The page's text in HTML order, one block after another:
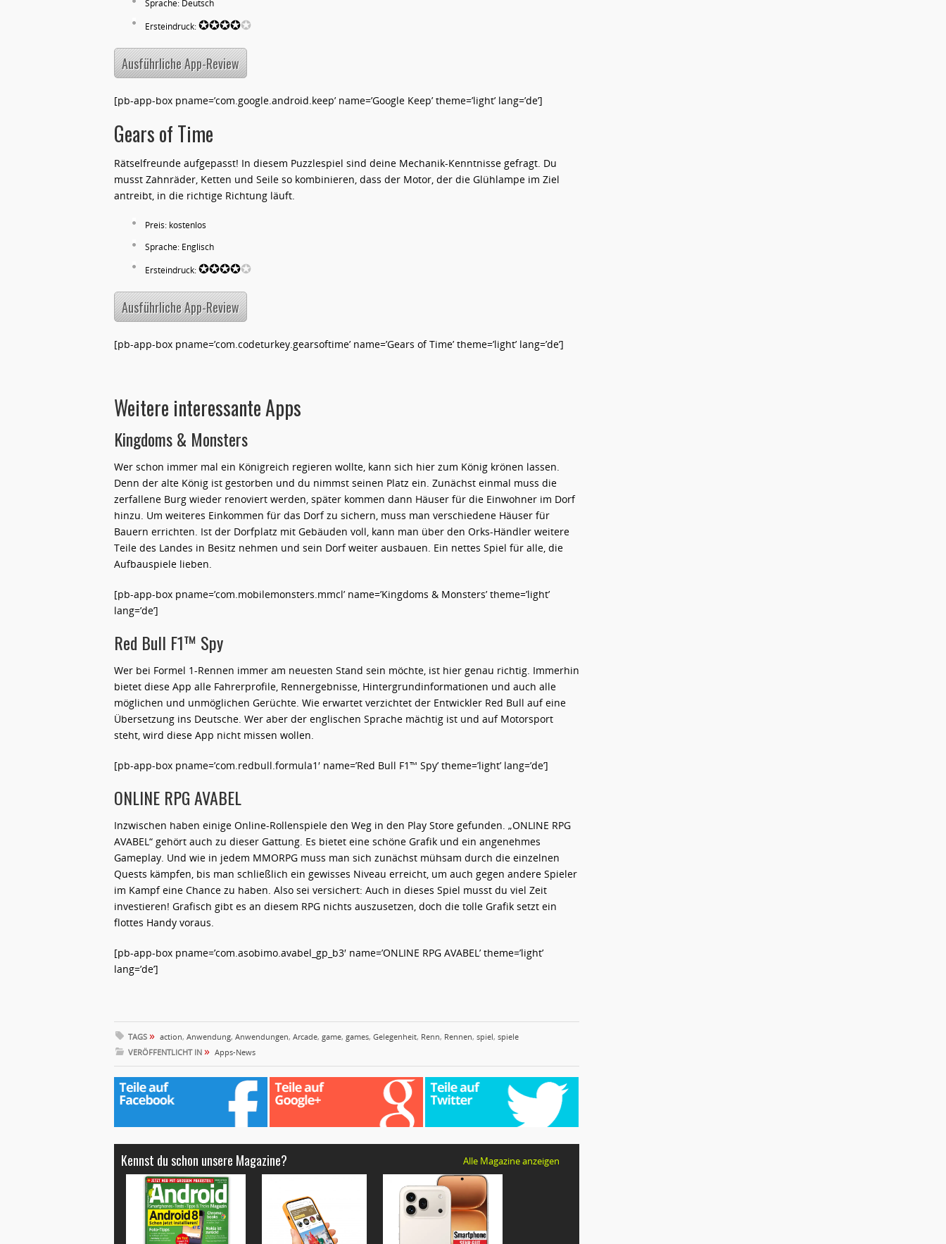
Sprache: Deutsch
Ersteindruck:✪✪✪✪✪
Ausführliche App-Review
[pb-app-box pname=’com.google.android.keep’ name=’Google Keep’ theme=’light’ lang=’de’]
Gears of Time
Rätselfreunde aufgepasst! In diesem Puzzlespiel sind deine Mechanik-Kenntnisse gefragt. Du
musst Zahnräder, Ketten und Seile so kombinieren, dass der Motor, der die Glühlampe im Ziel
antreibt, in die richtige Richtung läuft.
Preis: kostenlos
Sprache: Englisch
Ersteindruck:✪✪✪✪✪
Ausführliche App-Review
[pb-app-box pname=’com.codeturkey.gearsoftime’ name=’Gears of Time’ theme=’light’ lang=’de’]
Weitere interessante Apps
Kingdoms & Monsters
Wer schon immer mal ein Königreich regieren wollte, kann sich hier zum König krönen lassen.
Denn der alte König ist gestorben und du nimmst seinen Platz ein. Zunächst einmal muss die
zerfallene Burg wieder renoviert werden, später kommen dann Häuser für die Einwohner im Dorf
hinzu. Um weiteres Einkommen für das Dorf zu sichern, muss man verschiedene Häuser für
Bauern errichten. Ist der Dorfplatz mit Gebäuden voll, kann man über den Orks-Händler weitere
Teile des Landes in Besitz nehmen und sein Dorf weiter ausbauen. Ein nettes Spiel für alle, die
Aufbauspiele lieben.
[pb-app-box pname=’com.mobilemonsters.mmcl’ name=’Kingdoms & Monsters’ theme=’light’
lang=’de’]
Red Bull F1™ Spy
Wer bei Formel 1-Rennen immer am neuesten Stand sein möchte, ist hier genau richtig. Immerhin
bietet diese App alle Fahrerprofile, Rennergebnisse, Hintergrundinformationen und auch alle
möglichen und unmöglichen Gerüchte. Wie erwartet verzichtet der Entwickler Red Bull auf eine
Übersetzung ins Deutsche. Wer aber der englischen Sprache mächtig ist und auf Motorsport
steht, wird diese App nicht missen wollen.
[pb-app-box pname=’com.redbull.formula1′ name=’Red Bull F1™ Spy’ theme=’light’ lang=’de’]
ONLINE RPG AVABEL
Inzwischen haben einige Online-Rollenspiele den Weg in den Play Store gefunden. „ONLINE RPG
AVABEL“ gehört auch zu dieser Gattung. Es bietet eine schöne Grafik und ein angenehmes
Gameplay. Und wie in jedem MMORPG muss man sich zunächst mühsam durch die einzelnen
Quests kämpfen, bis man schließlich ein gewisses Niveau erreicht, um auch gegen andere Spieler
im Kampf eine Chance zu haben. Also sei versichert: Auch in dieses Spiel musst du viel Zeit
investieren! Grafisch gibt es an diesem RPG nichts auszusetzen, doch die tolle Grafik setzt ein
flottes Handy voraus.
[pb-app-box pname=’com.asobimo.avabel_gp_b3′ name=’ONLINE RPG AVABEL’ theme=’light’
lang=’de’]
TAGS » action, Anwendung, Anwendungen, Arcade, game, games, Gelegenheit, Renn, Rennen, spiel, spiele
VERÖFFENTLICHT IN » Apps-News
Kennst du schon unsere Magazine? Alle Magazine anzeigen